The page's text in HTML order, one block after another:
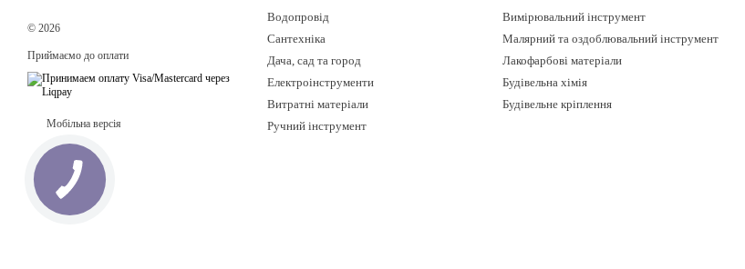
© 2026
Приймаємо до оплати
Мобільна версія
Водопровід
Сантехніка
Дача, сад та город
Електроінструменти
Витратні матеріали
Ручний інструмент
Вимірювальний інструмент
Малярний та оздоблювальний інструмент
Лакофарбові матеріали
Будівельна хімія
Будівельне кріплення